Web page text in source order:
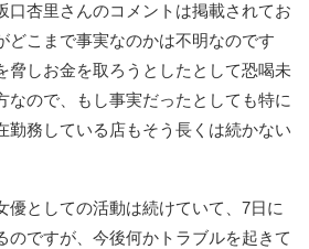
口杏里さんのコメントは掲載されてお
どこまで事実なのかは不明なのです
脅しお金を取ろうとしたとして恐喝未
なので、もし事実だったとしても特に
勤務している店もそう長くは続かない
優としての活動は続けていて、7日に
のですが、今後何かトラブルを起きて